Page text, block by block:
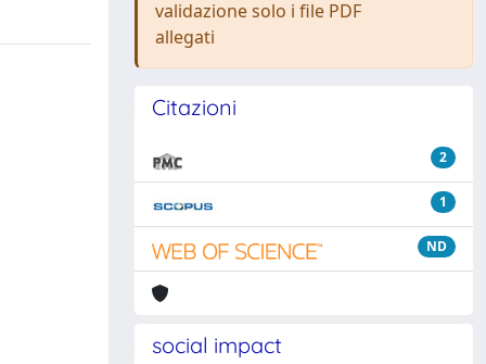
validazione solo i file PDF
allegati
Citazioni
2
1
ND
social impact